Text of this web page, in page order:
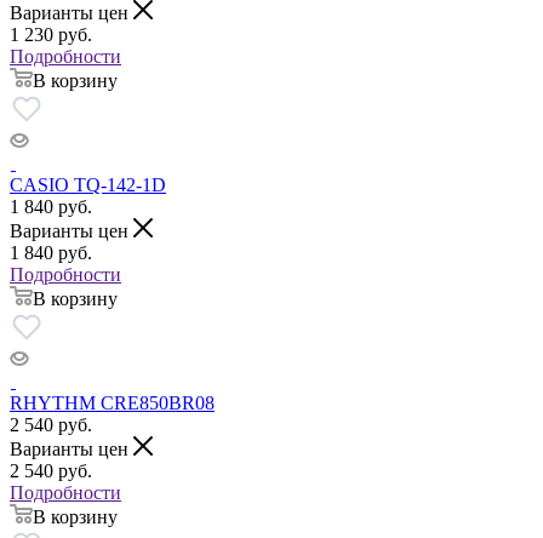
Варианты цен
1 230 руб.
Подробности
В корзину
CASIO TQ-142-1D
1 840 руб.
Варианты цен
1 840 руб.
Подробности
В корзину
RHYTHM CRE850BR08
2 540 руб.
Варианты цен
2 540 руб.
Подробности
В корзину